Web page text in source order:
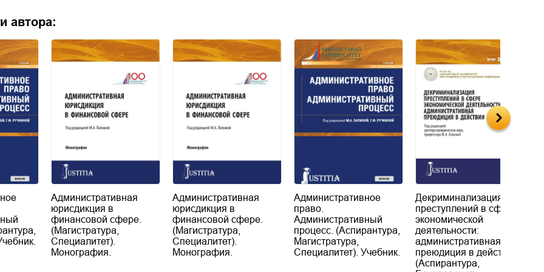
автора:
Административная
юрисдикция в
финансовой сфере.
(Магистратура,
Специалитет).
Монография.
Административная
юрисдикция в
финансовой сфере.
(Магистратура,
Специалитет).
Монография.
Административное
право.
Административный
процесс. (Аспирантура,
Магистратура,
Специалитет). Учебник.
Декриминализация
преступлений в сфере
экономической
деятельности:
административная
преюдиция в действии.
(Аспирантура,